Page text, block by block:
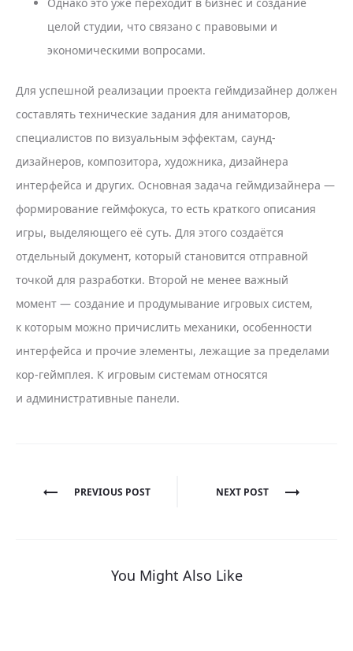
целой студии, что связано с правовыми и
экономическими вопросами.
Для успешной реализации проекта геймдизайнер должен
составлять технические задания для аниматоров,
специалистов по визуальным эффектам, саунд-
дизайнеров, композитора, художника, дизайнера
интерфейса и других. Основная задача геймдизайнера —
формирование геймфокуса, то есть краткого описания
игры, выделяющего её суть. Для этого создаётся
отдельный документ, который становится отправной
точкой для разработки. Второй не менее важный
момент — создание и продумывание игровых систем,
к которым можно причислить механики, особенности
интерфейса и прочие элементы, лежащие за пределами
кор-геймплея. К игровым системам относятся
и административные панели.
Post
PREVIOUS POST NEXT POST
You Might Also Like